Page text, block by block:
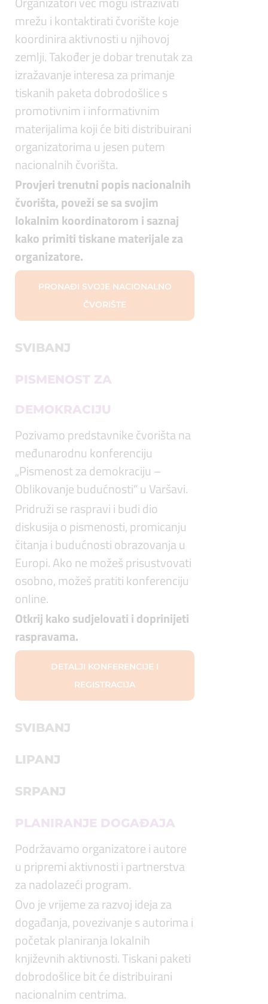
mrežu i kontaktirati čvorište koje
koordinira aktivnosti u njihovoj
zemlji. Također je dobar trenutak za
izražavanje interesa za primanje
tiskanih paketa dobrodošlice s
promotivnim i informativnim
materijalima koji će biti distribuirani
organizatorima u jesen putem
nacionalnih čvorišta.
Provjeri trenutni popis nacionalnih
čvorišta, poveži se sa svojim
lokalnim koordinatorom i saznaj
kako primiti tiskane materijale za
organizatore.
PRONAĐI SVOJE NACIONALNO
ČVORIŠTE
SVIBANJ
PISMENOST ZA
DEMOKRACIJU
Pozivamo predstavnike čvorišta na
međunarodnu konferenciju
„Pismenost za demokraciju –
Oblikovanje budućnosti“ u Varšavi.
Pridruži se raspravi i budi dio
diskusija o pismenosti, promicanju
čitanja i budućnosti obrazovanja u
Europi. Ako ne možeš prisustvovati
osobno, možeš pratiti konferenciju
online.
Otkrij kako sudjelovati i doprinijeti
raspravama.
DETALJI KONFERENCIJE I
REGISTRACIJA
SVIBANJ
LIPANJ
SRPANJ
PLANIRANJE DOGAĐAJA
Podržavamo organizatore i autore
u pripremi aktivnosti i partnerstva
za nadolazeći program.
Ovo je vrijeme za razvoj ideja za
događanja, povezivanje s autorima i
početak planiranja lokalnih
književnih aktivnosti. Tiskani paketi
dobrodošlice bit će distribuirani
nacionalnim centrima.